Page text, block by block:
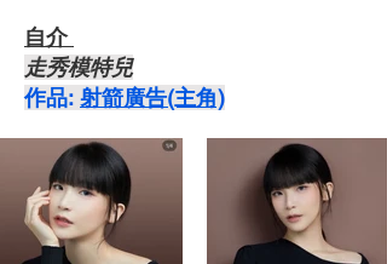
自介 ​
走秀模特兒
​作品: 射箭廣告(主角)